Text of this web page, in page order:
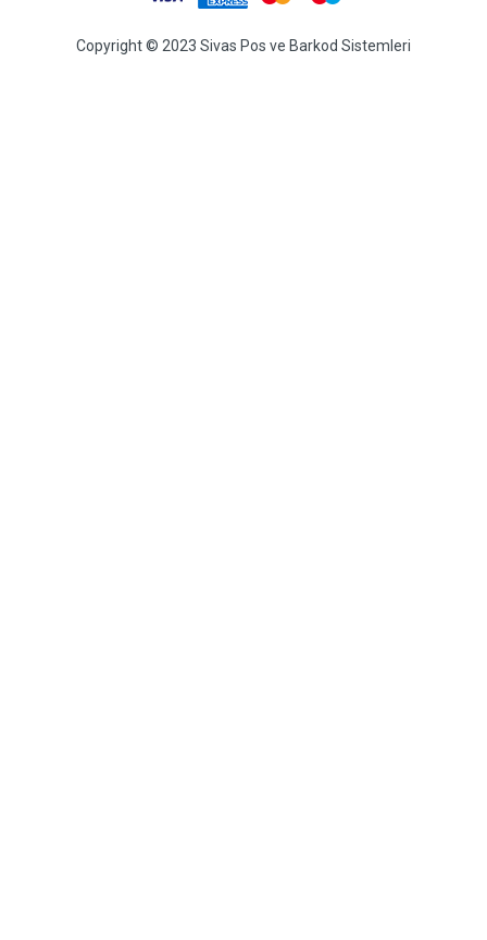
Copyright © 2023 Sivas Pos ve Barkod Sistemleri